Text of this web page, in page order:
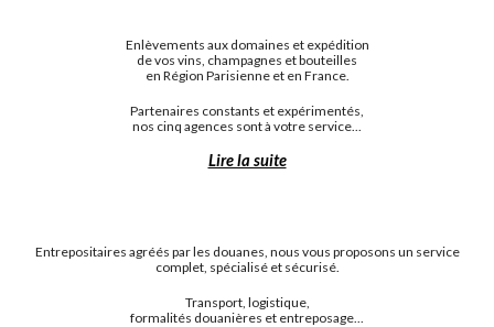
Enlèvements aux domaines et expédition
de vos vins, champagnes et bouteilles
en Région Parisienne et en France.
Partenaires constants et expérimentés,
nos cinq agences sont à votre service...
Lire la suite
Entrepositaires agréés par les douanes, nous vous proposons un service
complet, spécialisé et sécurisé.
Transport, logistique,
formalités douanières et entreposage...